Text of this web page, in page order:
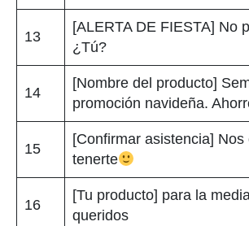
13
[ALERTA DE FIESTA] No
¿Tú?
14
[Nombre del producto]
promoción navideña.
15
[Confirmar asistencia]
tenerte
16
[Tu producto] para la
queridos